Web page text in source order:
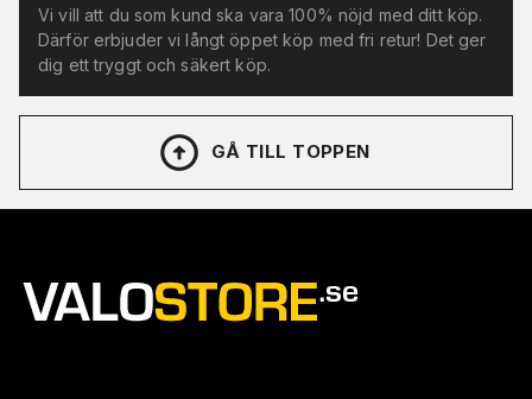
Vi vill att du som kund ska vara 100% nöjd med ditt köp.
Därför erbjuder vi långt öppet köp med fri retur! Det ger
dig ett tryggt och säkert köp.
GÅ TILL TOPPEN